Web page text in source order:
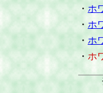
・ ホ
・ ホ
・ ホ
・ ホ